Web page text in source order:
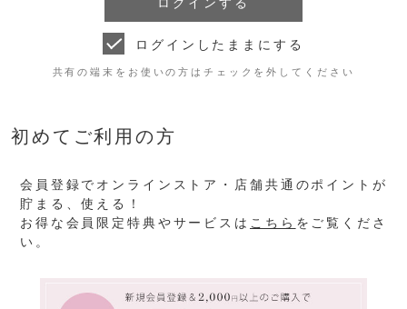
ログインしたままにする
共有の端末をお使いの方はチェックを外してください
初めてご利用の方
会員登録でオンラインストア・店舗共通のポイントが
貯まる、使える！
お得な会員限定特典やサービスは こちら をご覧くださ
い。